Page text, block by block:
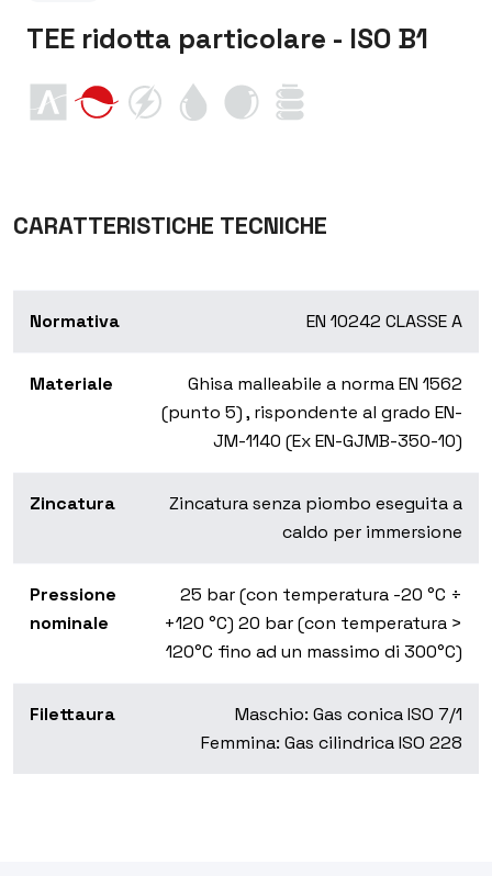
TEE ridotta particolare - ISO B1
CARATTERISTICHE TECNICHE
Normativa EN 10242 CLASSE A
Materiale
Ghisa malleabile a norma EN 1562
(punto 5) , rispondente al grado EN-
JM-1140 (Ex EN-GJMB-350-10)
Zincatura
Zincatura senza piombo eseguita a
caldo per immersione
Pressione
nominale
25 bar (con temperatura -20 °C ÷
+120 °C) 20 bar (con temperatura >
120°C fino ad un massimo di 300°C)
Filettaura
Maschio: Gas conica ISO 7/1
Femmina: Gas cilindrica ISO 228